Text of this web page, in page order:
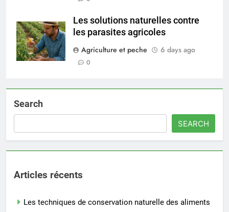
Les solutions naturelles contre
les parasites agricoles
Agriculture et peche
6 days ago
0
Search
SEARCH
Articles récents
Les techniques de conservation naturelle des aliments